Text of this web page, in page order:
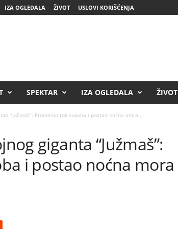
IZA OGLEDALA ŽIVOT USLOVI KORIŠĆENJA
SPEKTAR IZA OGLEDALA ŽIVOT
“Južmaš”: Promenio tok sukoba i postao noćna mora...
giganta “Južmaš”:
i postao noćna mora